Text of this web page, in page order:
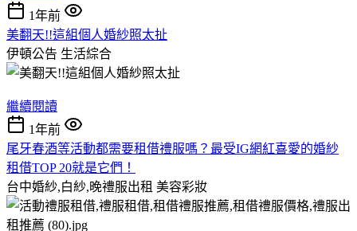
1年前
美翻天!!這組個人婚紗照太扯
伊頓公告 生活綜合
繼續閱讀
1年前
尾牙春酒等活動都需要租借禮服嗎？最受IG網紅喜愛的婚紗
租借TOP 20就是它們！
台中婚紗,白紗,晚禮服出租 美容彩妝